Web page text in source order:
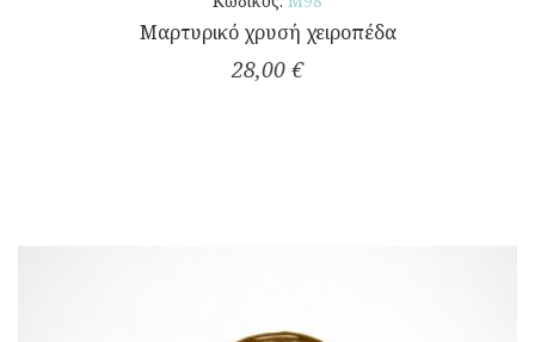
Μαρτυρικό χρυσή χειροπέδα
28,00 €